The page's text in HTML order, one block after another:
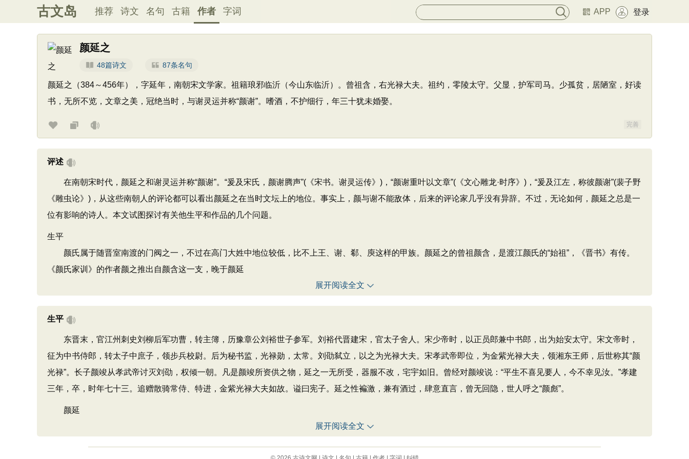
古文岛 推荐 诗文 名句 古籍 作者 字词 APP 登录
颜延之
48篇诗文 87条名句
颜延之（384～456年），字延年，南朝宋文学家。祖籍琅邪临沂（今山东临沂）。曾祖含，右光禄大夫。祖约，零陵太守。父显，护军司马。少孤贫，居陋室，好读
书，无所不览，文章之美，冠绝当时，与谢灵运并称“颜谢”。嗜酒，不护细行，年三十犹未婚娶。
完善
评述
在南朝宋时代，颜延之和谢灵运并称“颜谢”。“爰及宋氏，颜谢腾声”(《宋书。谢灵运传》)，“颜谢重叶以文章”(《文心雕龙·时序》)，“爰及江左，称彼颜谢”(裴子野
《雕虫论》)，从这些南朝人的评论都可以看出颜延之在当时文坛上的地位。事实上，颜与谢不能敌体，后来的评论家几乎没有异辞。不过，无论如何，颜延之总是一
位有影响的诗人。本文试图探讨有关他生平和作品的几个问题。
生平
颜氏属于随晋室南渡的门阀之一，不过在高门大姓中地位较低，比不上王、谢、郗、庾这样的甲族。颜延之的曾祖颜含，是渡江颜氏的“始祖”，《晋书》有传。
《颜氏家训》的作者颜之推出自颜含这一支，晚于颜延
展开阅读全文
生平
东晋末，官江州刺史刘柳后军功曹，转主簿，历豫章公刘裕世子参军。刘裕代晋建宋，官太子舍人。宋少帝时，以正员郎兼中书郎，出为始安太守。宋文帝时，
征为中书侍郎，转太子中庶子，领步兵校尉。后为秘书监，光禄勋，太常。刘劭弑立，以之为光禄大夫。宋孝武帝即位，为金紫光禄大夫，领湘东王师，后世称其“颜
光禄”。长子颜竣从孝武帝讨灭刘劭，权倾一朝。凡是颜竣所资供之物，延之一无所受，器服不改，宅宇如旧。曾经对颜竣说：“平生不喜见要人，今不幸见汝。”孝建
三年，卒，时年七十三。追赠散骑常侍、特进，金紫光禄大夫如故。谥曰宪子。延之性褊激，兼有酒过，肆意直言，曾无回隐，世人呼之“颜彪”。
颜延
展开阅读全文